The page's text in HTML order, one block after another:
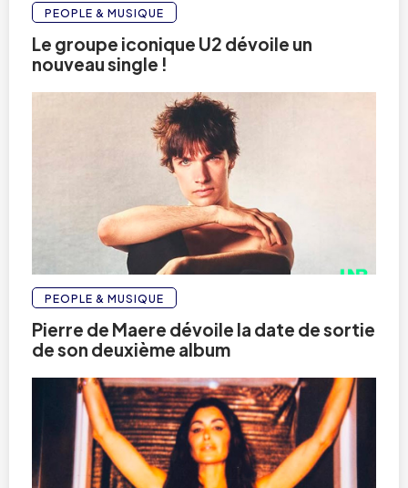
PEOPLE & MUSIQUE
Le groupe iconique U2 dévoile un
nouveau single !
PEOPLE & MUSIQUE
Pierre de Maere dévoile la date de sortie
de son deuxième album